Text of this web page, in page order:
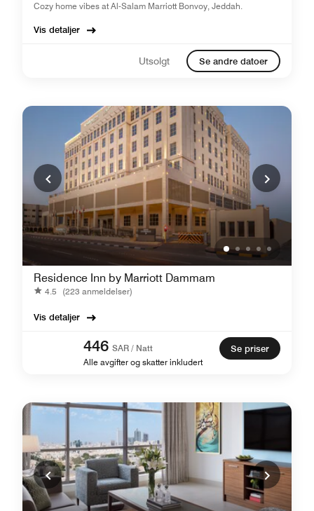
Cozy home vibes at Al-Salam Marriott Bonvoy, Jeddah.
Vis detaljer
Utsolgt Se andre datoer
Residence Inn by Marriott Dammam
4.5 (223 anmeldelser)
Vis detaljer
446 SAR / Natt
Alle avgifter og skatter inkludert
Se priser